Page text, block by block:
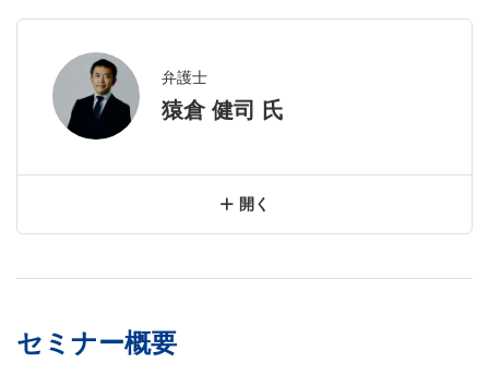
弁護士
猿倉 健司 氏
セミナー概要